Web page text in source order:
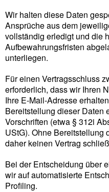
Wir halten diese Daten
Ansprüche aus dem
vollständig erledigt und die
Aufbewahrungsfristen
unterliegen.
Für einen Vertragsschluss
erforderlich, dass wir Ihren
Ihre E-Mail-Adresse
Bereitstellung dieser Daten
Vorschriften (etwa § 312i
UStG). Ohne Bereitstellung
daher keinen Vertrag
Bei der Entscheidung über
wir auf automatisierte
Profiling.